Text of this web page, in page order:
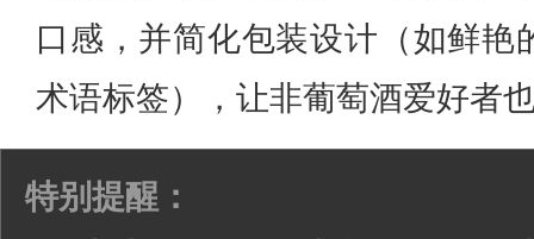
口感，并简化包装设计（如鲜艳
术语标签），让非葡萄酒爱好者
特别提醒：